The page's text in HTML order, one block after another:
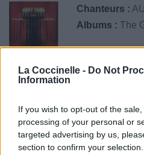
La Coccinelle - Do Not
Information
If you wish to opt-out of the
processing of your personal or
targeted advertising by us,
section to confirm your
Chanteurs :
Albums : The
Paroles + Traduction
Commentaires